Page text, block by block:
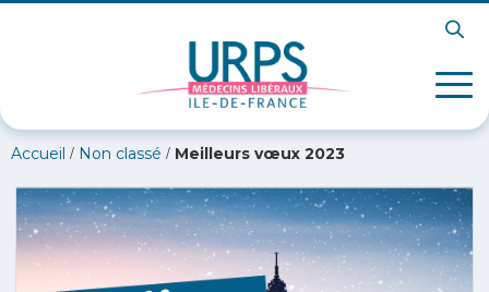
Accueil / Non classé / Meilleurs vœux 2023